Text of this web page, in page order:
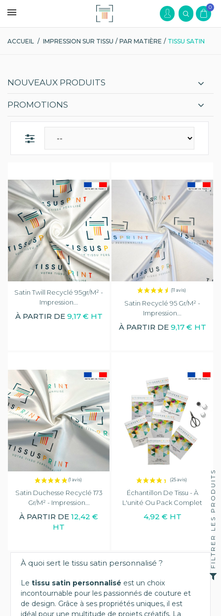
0
ACCUEIL / IMPRESSION SUR TISSU / PAR MATIÈRE / TISSU SATIN
NOUVEAUX PRODUITS
PROMOTIONS
Satin Twill Recyclé 95gr/m² -
Impression...
À PARTIR DE 9,17 € HT
Satin Recyclé 95 Gr/m² -
Impression...
À PARTIR DE 9,17 € HT
Satin Duchesse Recyclé 173
Gr/m² - Impression...
À PARTIR DE 12,42 €
HT
Échantillon De Tissu - À
L'unité Ou Pack Complet
4,92 € HT
À quoi sert le tissu satin personnalisé ?
Letissu satin personnalisé est un choix
incontournable pour les passionnés de couture et
de design. Grâce à ses propriétés uniques, il est
FILTRER LES PRODUITS